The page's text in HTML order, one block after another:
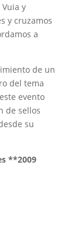
y
y cruzamos
a
de un
del tema
evento
de sellos
su
**2009